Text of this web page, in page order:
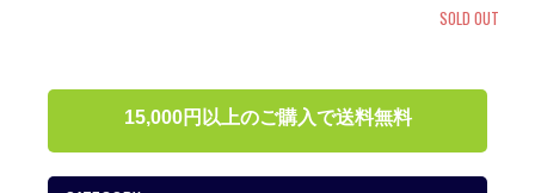
SOLD OUT
15,000円以上のご購入で送料無料